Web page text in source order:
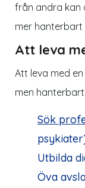
från andra kan
mer
Att leva
Att leva med
men hanterbart:
Sök
Utbilda
Öva